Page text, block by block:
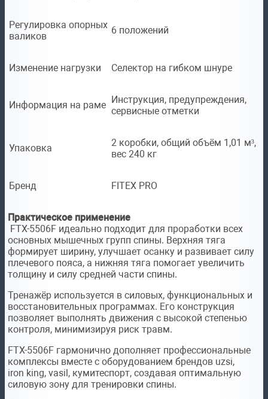
Регулировка опорных
валиков
6 положений
Изменение нагрузки Селектор на гибком шнуре
Информация на раме
Инструкция, предупреждения,
сервисные отметки
Упаковка
2 коробки, общий объём 1,01 м³,
вес 240 кг
Бренд FITEX PRO
Практическое применение
FTX-5506F идеально подходит для проработки всех
основных мышечных групп спины. Верхняя тяга
формирует ширину, улучшает осанку и развивает силу
плечевого пояса, а нижняя тяга помогает увеличить
толщину и силу средней части спины.
Тренажёр используется в силовых, функциональных и
восстановительных программах. Его конструкция
позволяет выполнять движения с высокой степенью
контроля, минимизируя риск травм.
FTX-5506F гармонично дополняет профессиональные
комплексы вместе с оборудованием брендов uzsi,
iron king, vasil, кумитеспорт, создавая оптимальную
силовую зону для тренировки спины.